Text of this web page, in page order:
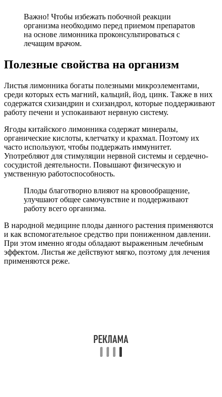
Важно! Чтобы избежать побочной реакции
организма необходимо перед приемом препаратов
на основе лимонника проконсультироваться с
лечащим врачом.
Полезные свойства на организм
Листья лимонника богаты полезными микроэлементами,
среди которых есть магний, кальций, йод, цинк. Также в них
содержатся схизандрин и схизандрол, которые поддерживают
работу печени и успокаивают нервную систему.
Ягоды китайского лимонника содержат минералы,
органические кислоты, клетчатку и крахмал. Поэтому их
часто используют, чтобы поддержать иммунитет.
Употребляют для стимуляции нервной системы и сердечно-
сосудистой деятельности. Повышают физическую и
умственную работоспособность.
Плоды благотворно влияют на кровообращение,
улучшают общее самочувствие и поддерживают
работу всего организма.
В народной медицине плоды данного растения применяются
и как вспомогательное средство при пониженном давлении.
При этом именно ягоды обладают выраженным лечебным
эффектом. Листья же действуют мягко, поэтому для лечения
применяются реже.